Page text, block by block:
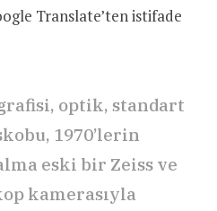
Translate’ten istifade
optik, standart
1970’lerin
eski bir Zeiss ve
kamerasıyla